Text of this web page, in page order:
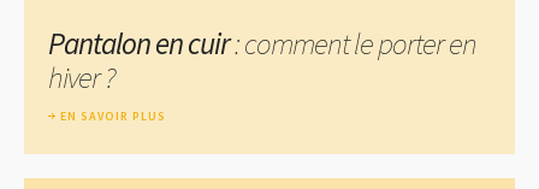
Pantalon en cuir: comment le porter en
hiver ?
EN SAVOIR PLUS